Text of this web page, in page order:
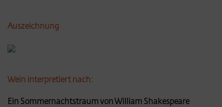
Auszeichnung
Wein interpretiert nach:
Ein Sommernachtstraum von William Shakespeare